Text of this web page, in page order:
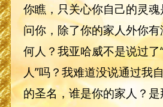
你瞧，只关心你自己的灵
问你，除了你的家人外你
何人？我亚哈威不是说过了
人”吗？我难道没说通过我
的圣名，谁是你的家人？